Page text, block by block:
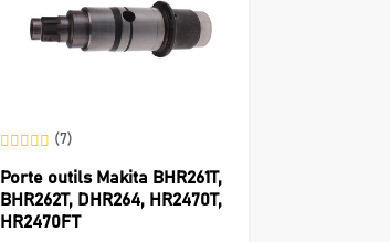
(7)
Porte outils Makita BHR261T,
BHR262T, DHR264, HR2470T,
HR2470FT